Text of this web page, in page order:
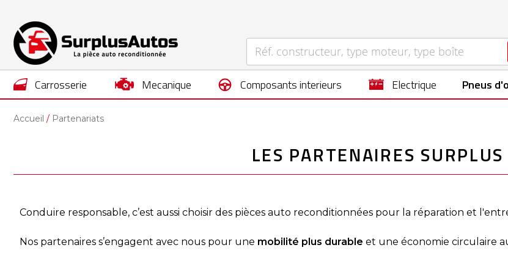
carrosserie mecanique composants interieurs electrique Pneus
Accueil Partenariats
LES PARTENAIRES
Conduire responsable, c’est aussi choisir des pièces auto reconditionnées pour la réparation et
Nos partenaires s’engagent avec nous pour une mobilité plus durable et une économie circulaire